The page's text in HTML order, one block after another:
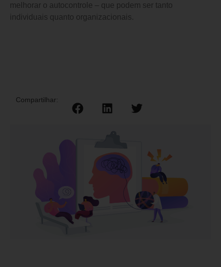
melhorar o autocontrole – que podem ser tanto
individuais quanto organizacionais.
Compartilhar: